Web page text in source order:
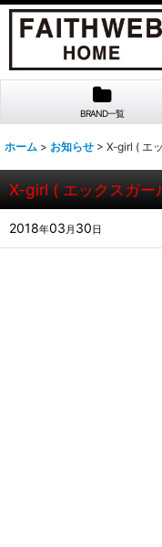
BRAND一覧
ホーム > お知らせ > X-girl ( エ
X-girl ( エックスガ
2018年03 月 30日